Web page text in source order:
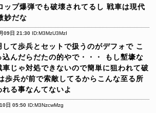
ップ爆弾でも破壊されてるし 戦車は現代
妙だな
09日 21:30 ID:M3MzU3MzI
して歩兵とセットで扱うのがデフォで こ
んだらだたの的やで・・・
もし塹壕な
車じゃ対処できないので簡単に狙われて破
歩兵が前で索敵してるからこんな至る所
る事なんてないよ
日 05:50 ID:M3NzcwMzg